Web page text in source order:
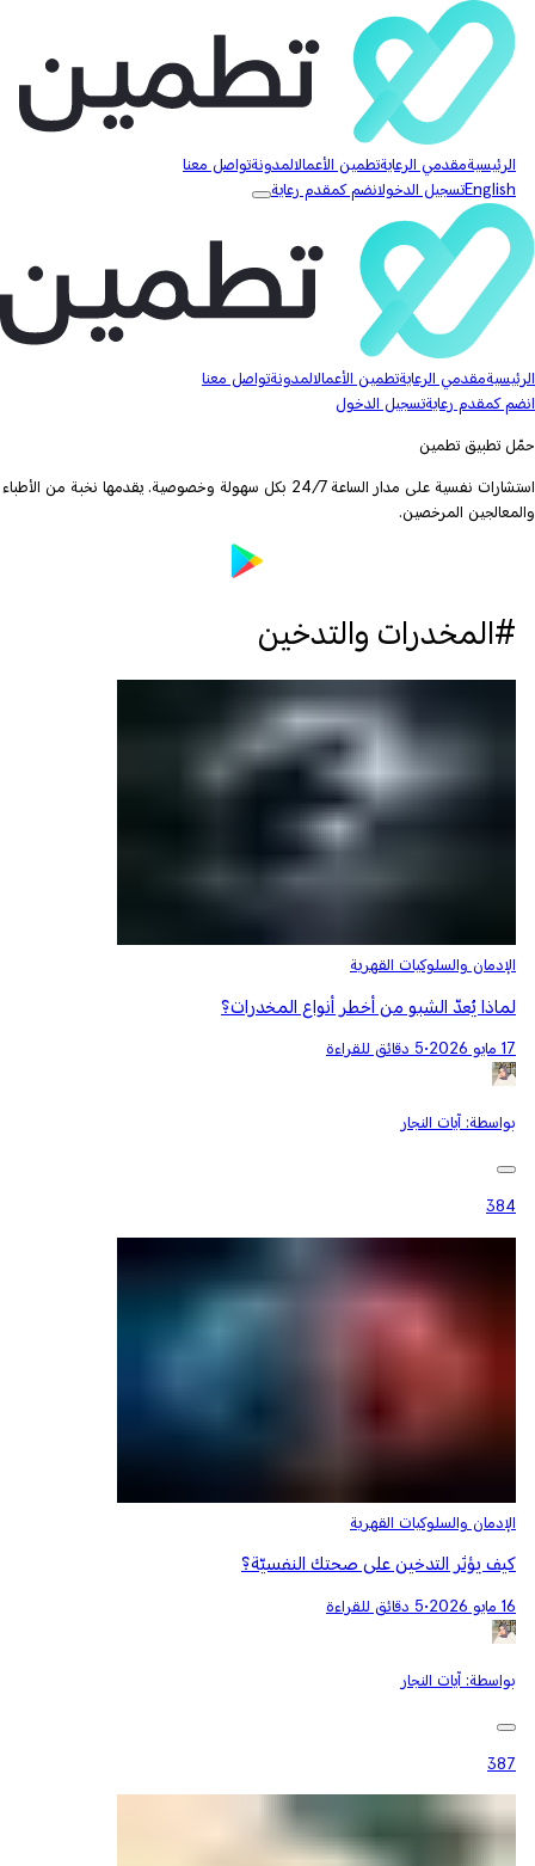
الرئيسيةمقدمي الرعايةتطمين الأعمالالمدونةتواصل معنا
Englishتسجيل الدخولانضم كمقدم رعاية
الرئيسيةمقدمي الرعايةتطمين الأعمالالمدونةتواصل معنا
انضم كمقدم رعايةتسجيل الدخول
حمّل تطبيق تطمين
استشارات نفسية على مدار الساعة 24/7 بكل سهولة وخصوصية. يقدمها نخبة من الأطباء
والمعالجين المرخصين.
#المخدرات والتدخين
الإدمان والسلوكيات القهرية
لماذا يُعدّ الشبو من أخطر أنواع المخدرات؟
17 مايو 2026 •5 دقائق للقراءة
بواسطة: آيات النجار
384
الإدمان والسلوكيات القهرية
كيف يؤثر التدخين على صحتك النفسيّة؟
16 مايو 2026 •5 دقائق للقراءة
بواسطة: آيات النجار
387